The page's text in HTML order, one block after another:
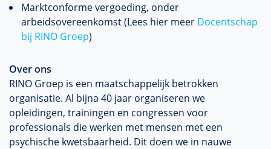
Marktconforme vergoeding, onder
arbeidsovereenkomst(Lees hier meer Docentschap
bij RINO Groep)
Over ons
RINO Groep is een maatschappelijk betrokken
organisatie. Al bijna 40 jaar organiseren we
opleidingen, trainingen en congressen voor
professionals die werken met mensen met een
psychische kwetsbaarheid. Dit doen we in nauwe